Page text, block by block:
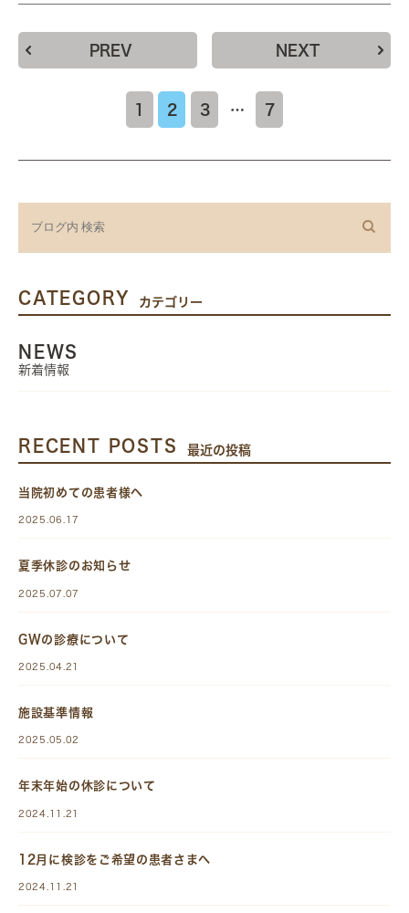
PREV
1 2 3 … 7
NEXT
CATEGORY カテゴリー
NEWS
新着情報
RECENT POSTS 最近の投稿
当院初めての患者様へ
2025.06.17
夏季休診のお知らせ
2025.07.07
GWの診療について
2025.04.21
施設基準情報
2025.05.02
年末年始の休診について
2024.11.21
12月に検診をご希望の患者さまへ
2024.11.21